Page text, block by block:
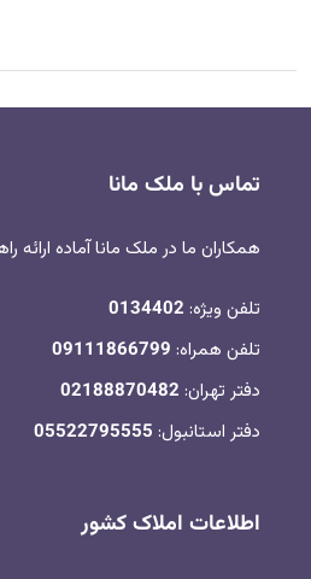
تماس با ملک مانا
همکاران ما در ملک مانا آماده
تلفن ویژه: 0134402
تلفن همراه: 09111866799
دفتر تهران: 02188870482
دفتر استانبول: 05522795555
اطلاعات املاک کشور